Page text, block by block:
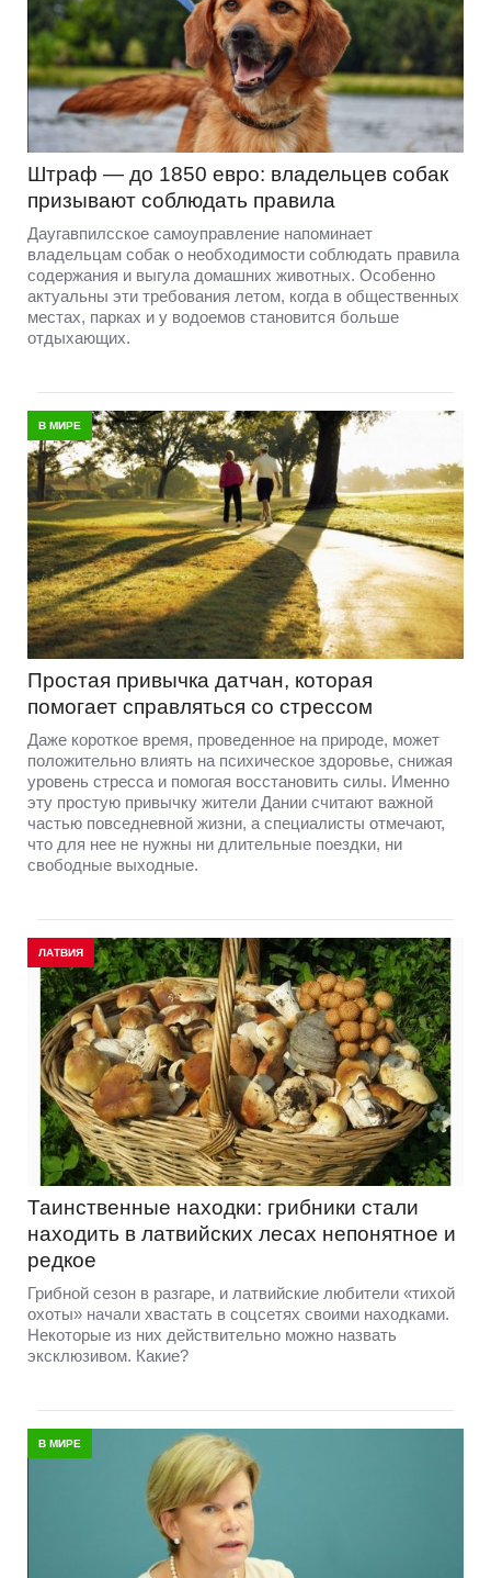
Штраф — до 1850 евро: владельцев собак
призывают соблюдать правила
Даугавпилсское самоуправление напоминает
владельцам собак о необходимости соблюдать правила
содержания и выгула домашних животных. Особенно
актуальны эти требования летом, когда в общественных
местах, парках и у водоемов становится больше
отдыхающих.
В МИРЕ
Простая привычка датчан, которая
помогает справляться со стрессом
Даже короткое время, проведенное на природе, может
положительно влиять на психическое здоровье, снижая
уровень стресса и помогая восстановить силы. Именно
эту простую привычку жители Дании считают важной
частью повседневной жизни, а специалисты отмечают,
что для нее не нужны ни длительные поездки, ни
свободные выходные.
ЛАТВИЯ
Таинственные находки: грибники стали
находить в латвийских лесах непонятное и
редкое
Грибной сезон в разгаре, и латвийские любители «тихой
охоты» начали хвастать в соцсетях своими находками.
Некоторые из них действительно можно назвать
эксклюзивом. Какие?
В МИРЕ